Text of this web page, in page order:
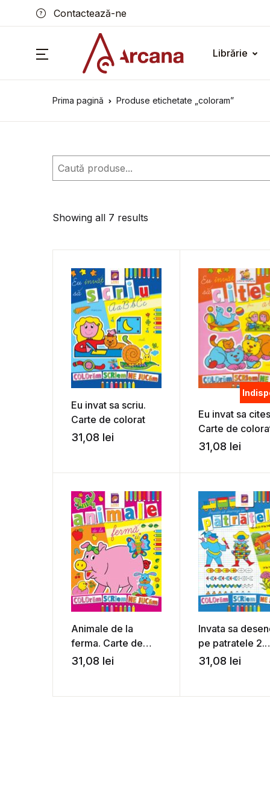
Contactează-ne
Librărie
Prima pagină Produse etichetate „coloram”
Caută
Showing all 7 results
Eu invat sa scriu.
Carte de colorat
31,08 lei
Eu invat sa
Carte de
31,08 lei
Animale de la
ferma. Carte de
colorat
31,08 lei
Invata sa
pe patratele 2.
Carte de colorat
31,08 lei